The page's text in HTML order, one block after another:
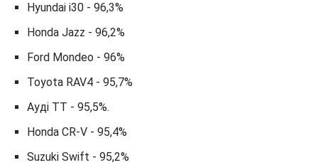
Hyundai i30 - 96,3%
Honda Jazz - 96,2%
Ford Mondeo - 96%
Toyota RAV4 - 95,7%
Ауді TT - 95,5%.
Honda CR-V - 95,4%
Suzuki Swift - 95,2%